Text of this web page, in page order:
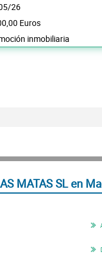
26
Euros
inmobiliaria
MATAS SL en